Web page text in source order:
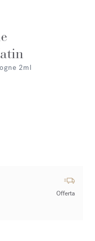
2ml
Offerta